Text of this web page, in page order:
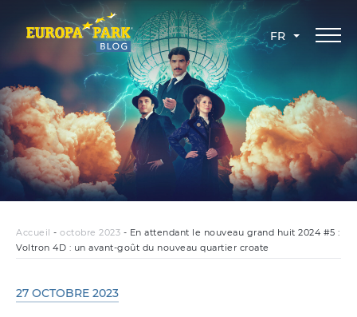
FR
Accueil - octobre 2023 - En attendant le nouveau grand huit 2024 #5 :
Voltron 4D : un avant-goût du nouveau quartier croate
27 OCTOBRE 2023